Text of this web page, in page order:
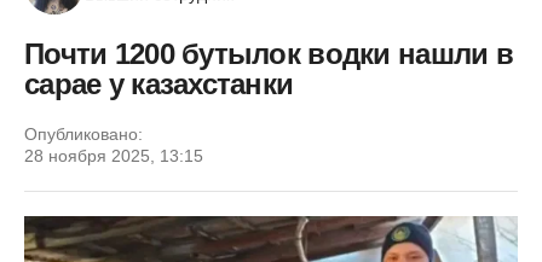
Почти 1200 бутылок водки нашли в
сарае у казахстанки
Опубликовано:
28 ноября 2025, 13:15